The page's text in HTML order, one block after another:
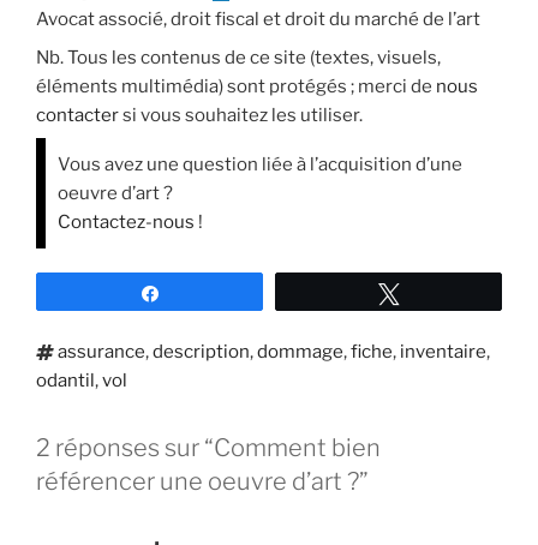
Avocat associé, droit fiscal et droit du marché de l’art
Nb. Tous les contenus de ce site (textes, visuels,
éléments multimédia) sont protégés ; merci de nous
contactersi vous souhaitez les utiliser.
Vous avez une question liée à l’acquisition d’une
oeuvre d’art ?
Contactez-nous !
Étiquettes
assurance,description,dommage,fiche, inventaire,
odantil,vol
2 réponses sur “Comment bien
référencer une oeuvre d’art ?”